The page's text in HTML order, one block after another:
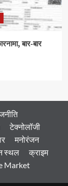
बार-बार
टेक्नोलॉजी
मनोरंजन
स्थल
क्राइम
Market